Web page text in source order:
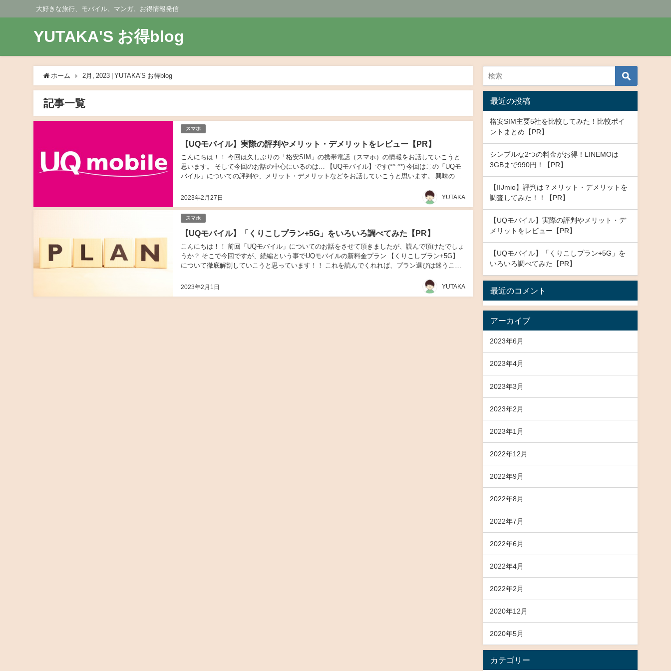
大好きな旅行、モバイル、マンガ、お得情報発信
YUTAKA'S お得blog
ホーム 2月, 2023 | YUTAKA'S お得blog
記事一覧
スマホ
【UQモバイル】実際の評判やメリット・デメリットをレビュー【PR】
2023年2月27日
こんにちは！！ 今回は久しぶりの「格安SIM」の携帯電話（スマホ）の情報をお話していこうと
思います。 そして今回のお話の中心にいるのは… 【UQモバイル】です(*^-^*) 今回はこの「UQモ
バイル」についての評判や、メリット・デメリットなどをお話していこうと思います。 興味のあ
YUTAKA
スマホ
【UQモバイル】「くりこしプラン+5G」をいろいろ調べてみた【PR】
2023年2月1日
こんにちは！！ 前回「UQモバイル」についてのお話をさせて頂きましたが、読んで頂けたでしょ
うか？ そこで今回ですが、続編という事でUQモバイルの新料金プラン 【くりこしプラン+5G】
について徹底解剖していこうと思っています！！ これを読んでくれれば、プラン選びは迷うこと
YUTAKA
最近の投稿
格安SIM主要5社を比較してみた！比較ポイ
ントまとめ【PR】
シンプルな2つの料金がお得！LINEMOは
3GBまで990円！【PR】
【IIJmio】評判は？メリット・デメリットを
調査してみた！！【PR】
【UQモバイル】実際の評判やメリット・デ
メリットをレビュー【PR】
【UQモバイル】「くりこしプラン+5G」を
いろいろ調べてみた【PR】
最近のコメント
アーカイブ
2023年6月
2023年4月
2023年3月
2023年2月
2023年1月
2022年12月
2022年9月
2022年8月
2022年7月
2022年6月
2022年4月
2022年2月
2020年12月
2020年5月
カテゴリー